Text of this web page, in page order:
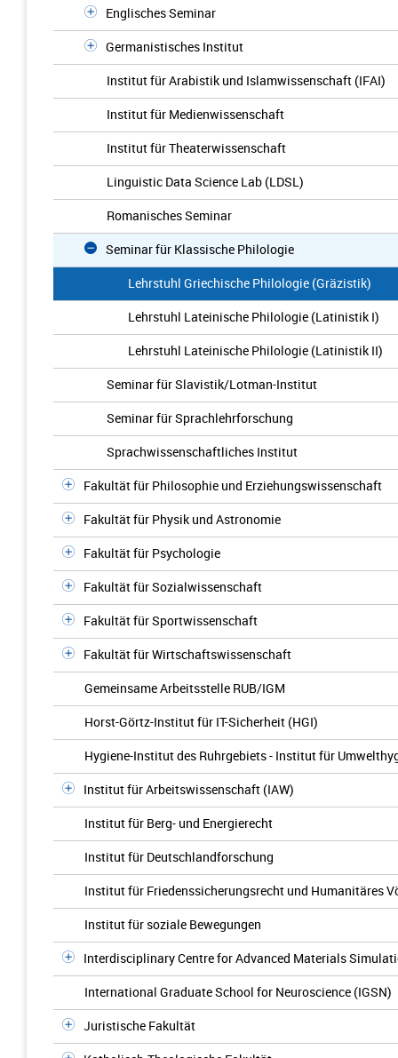
Englisches Seminar
Germanistisches Institut
Institut für Arabistik und Islamwissenschaft (IFAI)
Institut für Medienwissenschaft
Institut für Theaterwissenschaft
Linguistic Data Science Lab (LDSL)
Romanisches Seminar
Seminar für Klassische Philologie
Lehrstuhl Griechische Philologie (Gräzistik)
Lehrstuhl Lateinische Philologie (Latinistik I)
Lehrstuhl Lateinische Philologie (Latinistik II)
Seminar für Slavistik/Lotman-Institut
Seminar für Sprachlehrforschung
Sprachwissenschaftliches Institut
Fakultät für Philosophie und Erziehungswissenschaft
Fakultät für Physik und Astronomie
Fakultät für Psychologie
Fakultät für Sozialwissenschaft
Fakultät für Sportwissenschaft
Fakultät für Wirtschaftswissenschaft
Gemeinsame Arbeitsstelle RUB/IGM
Horst-Görtz-Institut für IT-Sicherheit (HGI)
Hygiene-Institut des Ruhrgebiets - Institut für
Institut für Arbeitswissenschaft (IAW)
Institut für Berg- und Energierecht
Institut für Deutschlandforschung
Institut für Friedenssicherungsrecht und Humanitäres
Institut für soziale Bewegungen
Interdisciplinary Centre for Advanced Materials
International Graduate School for Neuroscience (IGSN)
Juristische Fakultät